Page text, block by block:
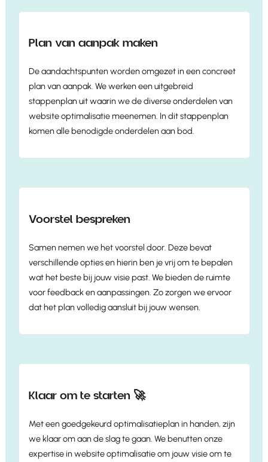
Plan van aanpak maken
De aandachtspunten worden omgezet in een concreet
plan van aanpak. We werken een uitgebreid
stappenplan uit waarin we de diverse onderdelen van
website optimalisatie meenemen. In dit stappenplan
komen alle benodigde onderdelen aan bod.
Voorstel bespreken
Samen nemen we het voorstel door. Deze bevat
verschillende opties en hierin ben je vrij om te bepalen
wat het beste bij jouw visie past. We bieden de ruimte
voor feedback en aanpassingen. Zo zorgen we ervoor
dat het plan volledig aansluit bij jouw wensen.
Klaar om te starten 🚀
Met een goedgekeurd optimalisatieplan in handen, zijn
we klaar om aan de slag te gaan. We benutten onze
expertise in website optimalisatie om jouw visie om te